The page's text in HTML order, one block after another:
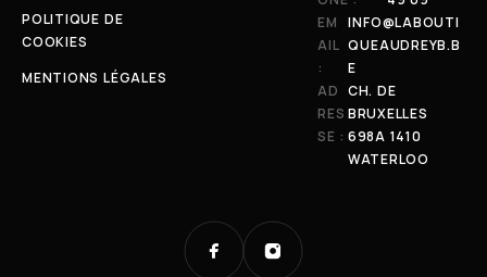
POLITIQUE DE
COOKIES
MENTIONS LÉGALES
EM
AIL
:
INFO@LABOUTI
QUEAUDREYB.B
E
AD
RES
SE :
CH. DE
BRUXELLES
698A 1410
WATERLOO